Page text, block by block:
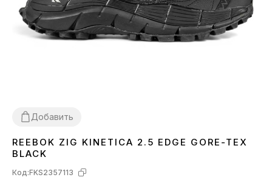
Добавить
44
REEBOK ZIG KINETICA 2.5 EDGE GORE-TEX
BLACK
Код:FKS2357113